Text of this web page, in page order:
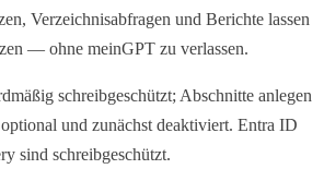
Verzeichnisabfragen und Berichte lassen
— ohne meinGPT zu verlassen.
schreibgeschützt; Abschnitte anlegen
und zunächst deaktiviert. Entra ID
sind schreibgeschützt.